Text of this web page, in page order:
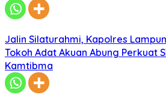
Jalin Silaturahmi, Kapolres
Tokoh Adat Akuan Abung Perkuat
Kamtibma